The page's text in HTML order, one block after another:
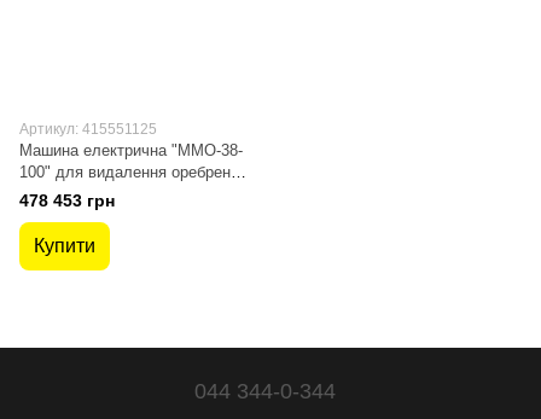
Артикул: 415551125
Машина електрична "ММО-38-
100" для видалення оребрення
на кінцях труб
478 453 грн
Купити
044 344-0-344